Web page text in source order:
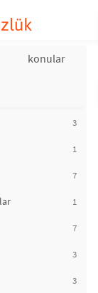
konular
3
1
7
1
7
3
3